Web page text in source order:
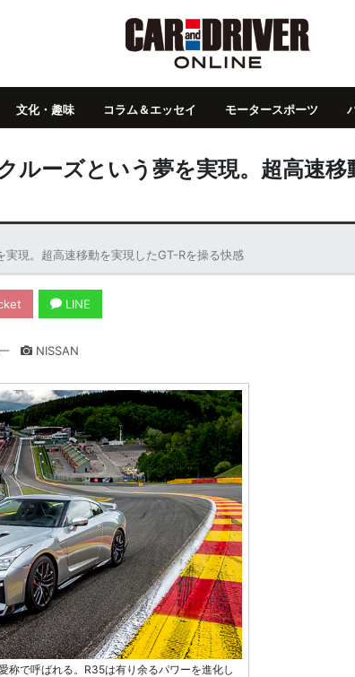
文化・趣味 コラム＆エッセイ モータースポーツ
ルーズという夢を実現。超高速移
現。超高速移動を実現したGT-Rを操る快感
LINE
NISSAN
称で呼ばれる。R35は有り余るパワーを進化し